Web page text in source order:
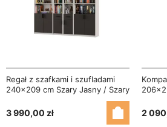
Regał z szafkami i szufladami
240x209 cm Szary Jasny / Szary
3 990,00 zł 2